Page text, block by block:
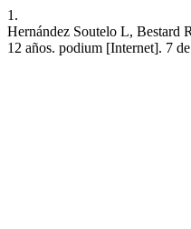
1.
Hernández Soutelo L, Bestard
12 años. podium [Internet]. 7